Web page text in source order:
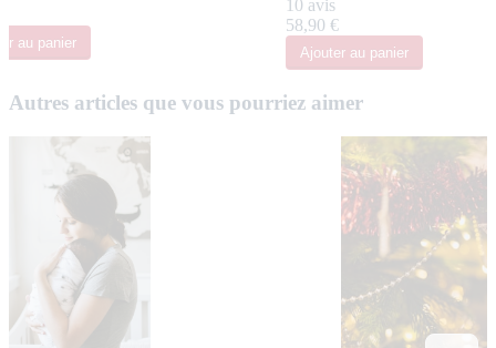
au panier
10 avis
58,90 €
Ajouter au panier
Autres articles que vous pourriez aimer